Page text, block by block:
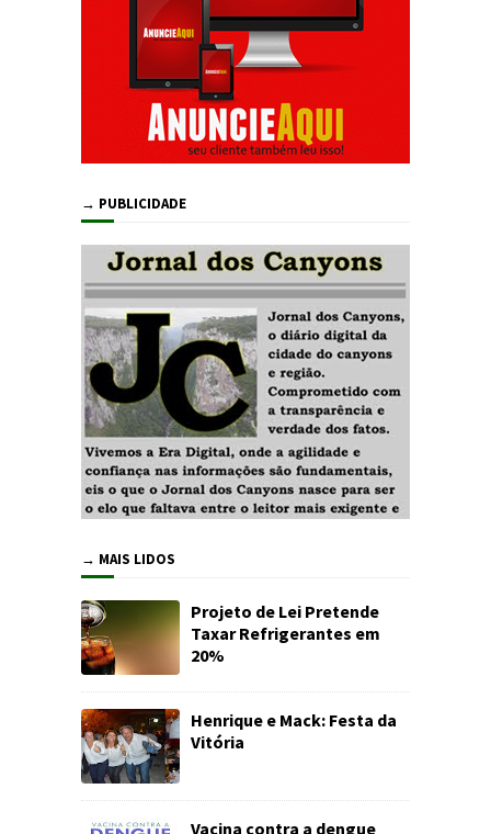
→ PUBLICIDADE
→ MAIS LIDOS
Projeto de Lei Pretende
Taxar Refrigerantes em
20%
Henrique e Mack: Festa da
Vitória
Vacina contra a dengue